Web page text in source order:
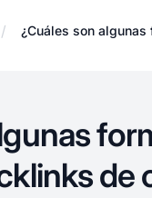
/ ¿Cuáles son
de